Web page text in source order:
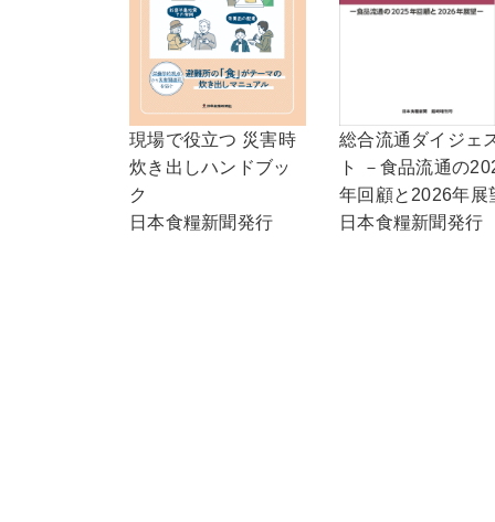
現場で役立つ 災害時
炊き出しハンドブッ
ク
日本食糧新聞発行
総合流通ダイジェ
ト －食品流通の
年回顧と2026年展
日本食糧新聞発行